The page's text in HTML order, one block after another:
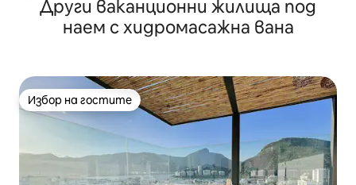
Други ваканционни жилища под
наем с хидромасажна вана
Избор на гостите
Избор на гостите